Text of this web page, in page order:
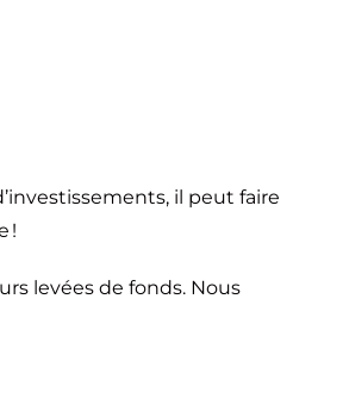
il peut faire
!
levées de fonds. Nous